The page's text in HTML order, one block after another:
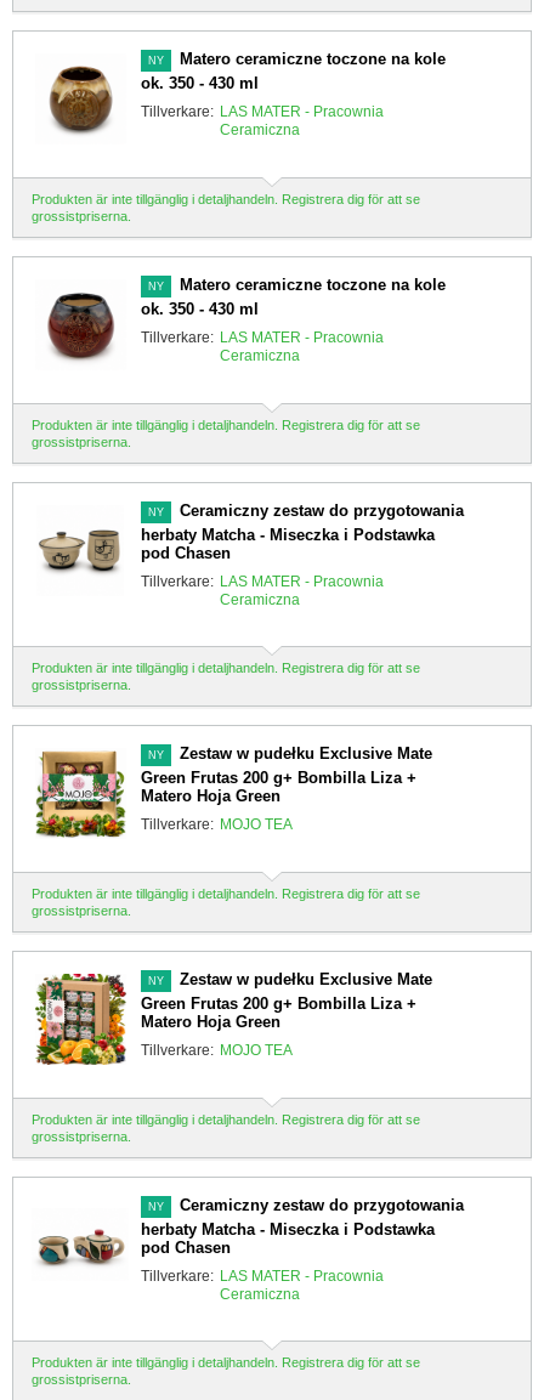
NY
Matero ceramiczne toczone na kole
ok. 350 - 430 ml
Tillverkare: LAS MATER - Pracownia
Ceramiczna
Produkten är inte tillgänglig i detaljhandeln. Registrera dig för att se
grossistpriserna.
NY
Matero ceramiczne toczone na kole
ok. 350 - 430 ml
Tillverkare: LAS MATER - Pracownia
Ceramiczna
Produkten är inte tillgänglig i detaljhandeln. Registrera dig för att se
grossistpriserna.
NY
Ceramiczny zestaw do przygotowania
herbaty Matcha - Miseczka i Podstawka
pod Chasen
Tillverkare: LAS MATER - Pracownia
Ceramiczna
Produkten är inte tillgänglig i detaljhandeln. Registrera dig för att se
grossistpriserna.
NY
Zestaw w pudełku Exclusive Mate
Green Frutas 200 g+ Bombilla Liza +
Matero Hoja Green
Tillverkare: MOJO TEA
Produkten är inte tillgänglig i detaljhandeln. Registrera dig för att se
grossistpriserna.
NY
Zestaw w pudełku Exclusive Mate
Green Frutas 200 g+ Bombilla Liza +
Matero Hoja Green
Tillverkare: MOJO TEA
Produkten är inte tillgänglig i detaljhandeln. Registrera dig för att se
grossistpriserna.
NY
Ceramiczny zestaw do przygotowania
herbaty Matcha - Miseczka i Podstawka
pod Chasen
Tillverkare: LAS MATER - Pracownia
Ceramiczna
Produkten är inte tillgänglig i detaljhandeln. Registrera dig för att se
grossistpriserna.